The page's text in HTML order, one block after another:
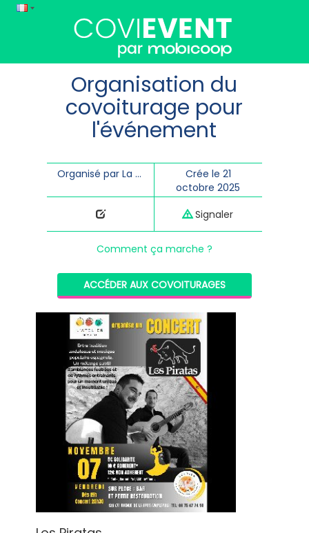
Organisation du
covoiturage pour
l'événement
Organisé par La Transporterie
Crée le 21
octobre 2025
Signaler
Comment ça marche ?
ACCÉDER AUX COVOITURAGES